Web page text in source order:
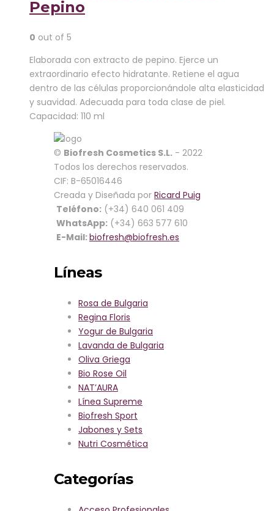
Pepino
0 out of 5
Elaborada con extracto de pepino. Ejerce un
extraordinario efecto hidratante. Retiene el agua
dentro de las células proporcionándole alta elasticidad
y suavidad. Adecuada para toda clase de piel.
Capacidad: 110 ml
© Biofresh Cosmetics S.L. - 2022
Todos los derechos reservados.
CIF: B-65016446
Creada y Diseñada por Ricard Puig
Teléfono: (+34) 640 061 409
WhatsApp: (+34) 663 577 610
E-Mail:biofresh@biofresh.es
Líneas
Rosa de Bulgaria
Regina Floris
Yogur de Bulgaria
Lavanda de Bulgaria
Oliva Griega
Bio Rose Oil
NAT’AURA
Línea Supreme
Biofresh Sport
Jabones y Sets
Nutri Cosmética
Categorías
No products in the cart.
Categorías
Rosa de Bulgaria
Rosa Royal
Yogur de Bulgaria
Lavanda de Bulgaria
Oliva Griega
Bio Rose Oil
NAT’AURA
Línea Supreme
Biofresh Sport
Jabones y Sets
Línea Económica
Nutri Cosmética
Sobre Nosotros
Tienda Online